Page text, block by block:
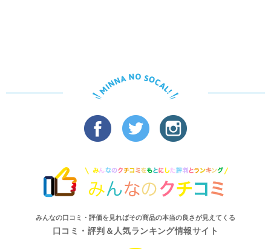
みんなの口コミ・評価を見ればその商品の本当の良さが見えてくる
口コミ・評判＆人気ランキング情報サイト